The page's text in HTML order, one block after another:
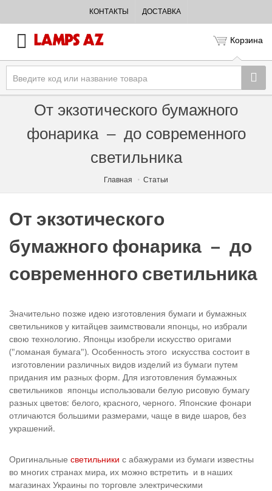
КОНТАКТЫ ДОСТАВКА
Корзина
От экзотического бумажного
фонарика – до современного
светильника
Главная Статьи
От экзотического
бумажного фонарика – до
современного светильника
Значительно позже идею изготовления бумаги и бумажных
светильников у китайцев заимствовали японцы, но избрали
свою технологию. Японцы изобрели искусство оригами
("ломаная бумага"). Особенность этого искусства состоит в
изготовлении различных видов изделий из бумаги путем
придания им разных форм. Для изготовления бумажных
светильников японцы использовали белую рисовую бумагу
разных цветов: белого, красного, черного. Японские фонари
отличаются большими размерами, чаще в виде шаров, без
украшений.
Оригинальные светильники с абажурами из бумаги известны
во многих странах мира, их можно встретить и в наших
магазинах Украины по торговле электрическими